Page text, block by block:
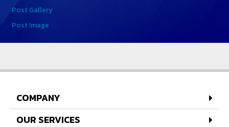
Post Gallery
Post Image
COMPANY
OUR SERVICES